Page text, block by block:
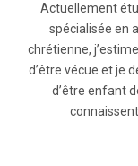
Actuellement
spécialisée en
chrétienne,
d’être vécue et je
d’être enfant